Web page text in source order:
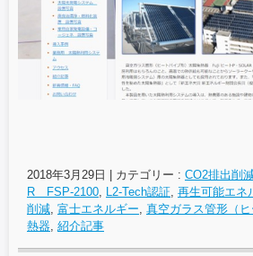
2018年3月29日 カテゴリー : CO2排出削
R FSP-2100
L2-Tech認証 再生可能エネ
削減 富士エネルギー 真空ガラス管形（
熱器 紹介記事